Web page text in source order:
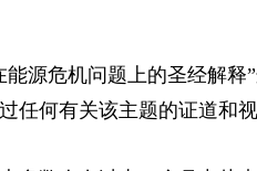
能源危机问题上的圣经解
任何有关该主题的证道和